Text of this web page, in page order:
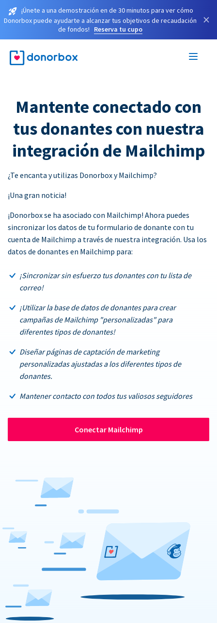
¡Únete a una demostración en de 30 minutos para ver cómo
Donorbox puede ayudarte a alcanzar tus objetivos de recaudación
de fondos!
Reserva tu cupo
×
Mantente conectado con
tus donantes con nuestra
integración de Mailchimp
¿Te encanta y utilizas Donorbox y Mailchimp?
¡Una gran noticia!
¡Donorbox se ha asociado con Mailchimp! Ahora puedes
sincronizar los datos de tu formulario de donante con tu
cuenta de Mailchimp a través de nuestra integración. Usa los
datos de donantes en Mailchimp para:
¡Sincronizar sin esfuerzo tus donantes con tu lista de
correo!
¡Utilizar la base de datos de donantes para crear
campañas de Mailchimp "personalizadas" para
diferentes tipos de donantes!
Diseñar páginas de captación de marketing
personalizadas ajustadas a los diferentes tipos de
donantes.
Mantener contacto con todos tus valiosos seguidores
Conectar Mailchimp